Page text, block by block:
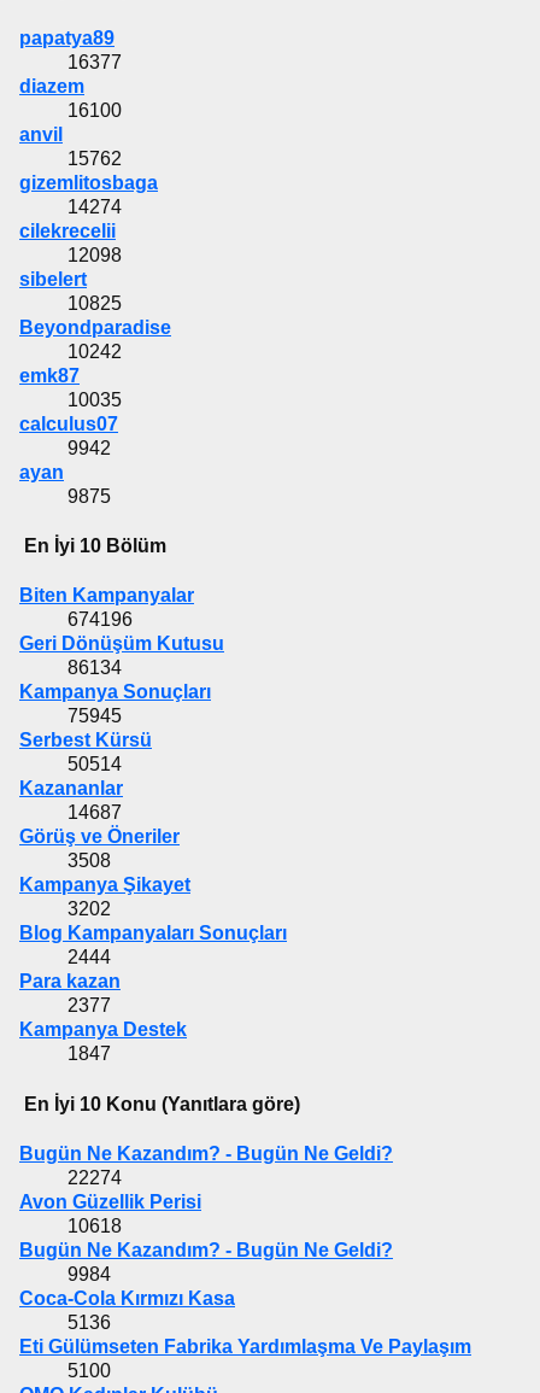
papatya89
16377
diazem
16100
anvil
15762
gizemlitosbaga
14274
cilekrecelii
12098
sibelert
10825
Beyondparadise
10242
emk87
10035
calculus07
9942
ayan
9875
En İyi 10 Bölüm
Biten Kampanyalar
674196
Geri Dönüşüm Kutusu
86134
Kampanya Sonuçları
75945
Serbest Kürsü
50514
Kazananlar
14687
Görüş ve Öneriler
3508
Kampanya Şikayet
3202
Blog Kampanyaları Sonuçları
2444
Para kazan
2377
Kampanya Destek
1847
En İyi 10 Konu (Yanıtlara göre)
Bugün Ne Kazandım? - Bugün Ne Geldi?
22274
Avon Güzellik Perisi
10618
Bugün Ne Kazandım? - Bugün Ne Geldi?
9984
Coca-Cola Kırmızı Kasa
5136
Eti Gülümseten Fabrika Yardımlaşma Ve Paylaşım
5100